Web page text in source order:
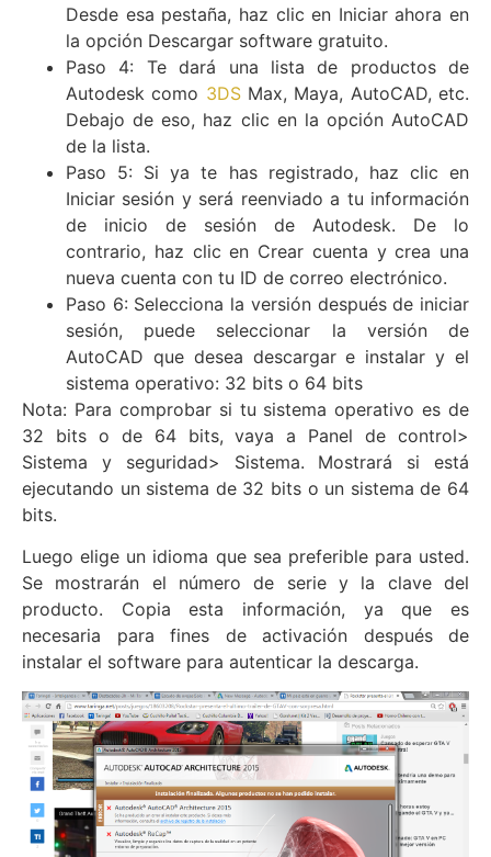
Desde esa pestaña, haz clic en Iniciar ahora en
la opción Descargar software gratuito.
Paso 4: Te dará una lista de productos de
Autodesk como 3DSMax, Maya, AutoCAD, etc.
Debajo de eso, haz clic en la opción AutoCAD
de la lista.
Paso 5: Si ya te has registrado, haz clic en
Iniciar sesión y será reenviado a tu información
de inicio de sesión de Autodesk. De lo
contrario, haz clic en Crear cuenta y crea una
nueva cuenta con tu ID de correo electrónico.
Paso 6: Selecciona la versión después de iniciar
sesión, puede seleccionar la versión de
AutoCAD que desea descargar e instalar y el
sistema operativo: 32 bits o 64 bits
Nota: Para comprobar si tu sistema operativo es de
32 bits o de 64 bits, vaya a Panel de control>
Sistema y seguridad> Sistema. Mostrará si está
ejecutando un sistema de 32 bits o un sistema de 64
bits.
Luego elige un idioma que sea preferible para usted.
Se mostrarán el número de serie y la clave del
producto. Copia esta información, ya que es
necesaria para fines de activación después de
instalar el software para autenticar la descarga.